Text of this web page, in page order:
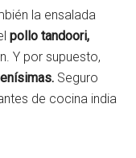
la ensalada
pollo tandoori,
Y por supuesto,
Seguro
de cocina india